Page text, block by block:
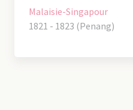
Malaisie-Singapour
1821 - 1823 (Penang)